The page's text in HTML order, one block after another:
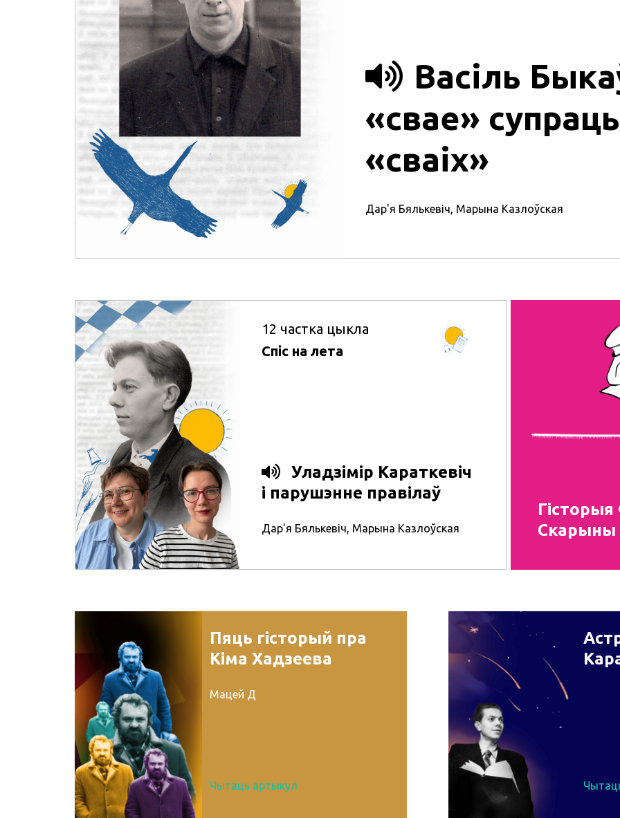
Васіль
«свае» супраць
«сваіх»
Дар'я Бялькевіч, Марына Казлоўская
12 частка цыкла
Спіс на лета
Уладзімір Караткевіч
і парушэнне правілаў
Дар'я Бялькевіч, Марына Казлоўская
Скарыны
Пяць гісторый пра
Кіма Хадзеева
Мацей Д
Чытаць артыкул